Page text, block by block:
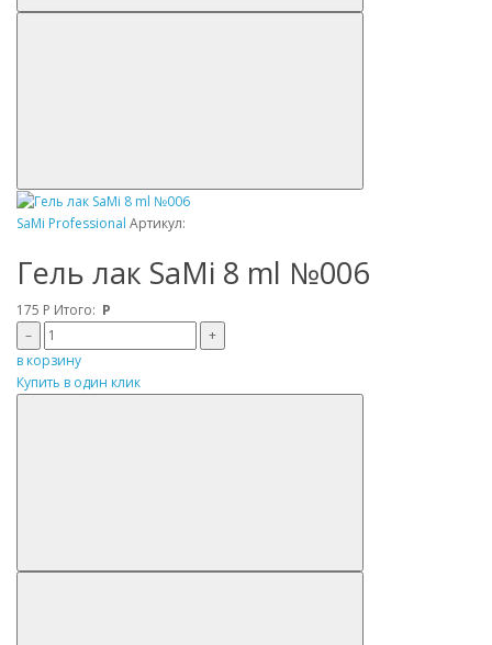
SaMi Professional Артикул:
Гель лак SaMi 8 ml №006
175 Р Итого: Р
–
+
в корзину
Купить в один клик